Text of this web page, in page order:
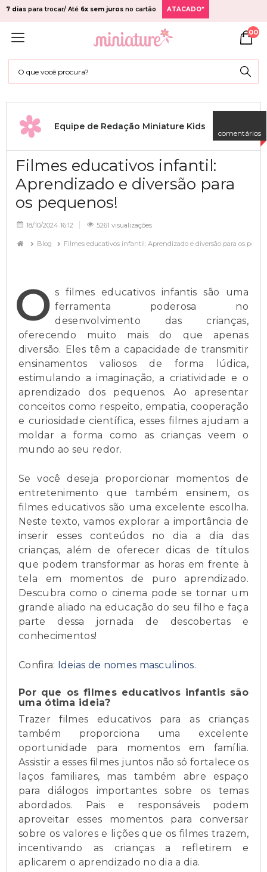
7 dias para trocar/ Até 6x sem juros no cartão ATACADO*
00
Equipe de Redação Miniature Kids
comentários
Filmes educativos infantil:
Aprendizado e diversão para
os pequenos!
18/10/2024 16:12 5261 visualizações
Blog Filmes educativos infantil: Aprendizado e diversão para os
O s filmes educativos infantis são uma
ferramenta poderosa no
desenvolvimento das crianças,
oferecendo muito mais do que apenas
diversão. Eles têm a capacidade de transmitir
ensinamentos valiosos de forma lúdica,
estimulando a imaginação, a criatividade e o
aprendizado dos pequenos. Ao apresentar
conceitos como respeito, empatia, cooperação
e curiosidade científica, esses filmes ajudam a
moldar a forma como as crianças veem o
mundo ao seu redor.
Se você deseja proporcionar momentos de
entretenimento que também ensinem, os
filmes educativos são uma excelente escolha.
Neste texto, vamos explorar a importância de
inserir esses conteúdos no dia a dia das
crianças, além de oferecer dicas de títulos
que podem transformar as horas em frente à
tela em momentos de puro aprendizado.
Descubra como o cinema pode se tornar um
grande aliado na educação do seu filho e faça
parte dessa jornada de descobertas e
conhecimentos!
Confira: Ideias de nomes masculinos.
Por que os filmes educativos infantis são
uma ótima ideia?
Trazer filmes educativos para as crianças
também proporciona uma excelente
oportunidade para momentos em família.
Assistir a esses filmes juntos não só fortalece os
laços familiares, mas também abre espaço
para diálogos importantes sobre os temas
abordados. Pais e responsáveis podem
aproveitar esses momentos para conversar
sobre os valores e lições que os filmes trazem,
incentivando as crianças a refletirem e
aplicarem o aprendizado no dia a dia.